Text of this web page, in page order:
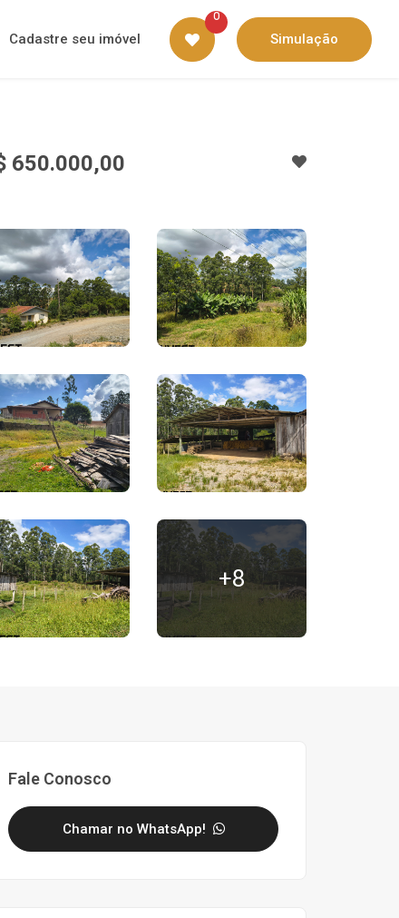
Cadastre seu imóvel
0
Simulação
650.000,00
+8
Fale Conosco
Chamar no WhatsApp!